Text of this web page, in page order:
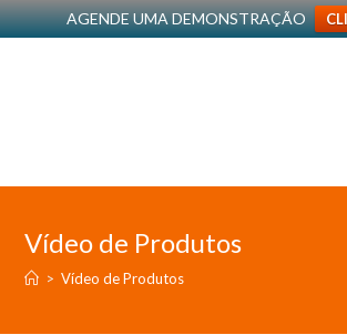
AGENDE UMA DEMONSTRAÇÃO
Vídeo de Produtos
> Vídeo de Produtos